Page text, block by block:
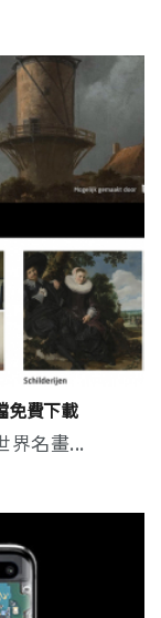
免費下載
界名畫...